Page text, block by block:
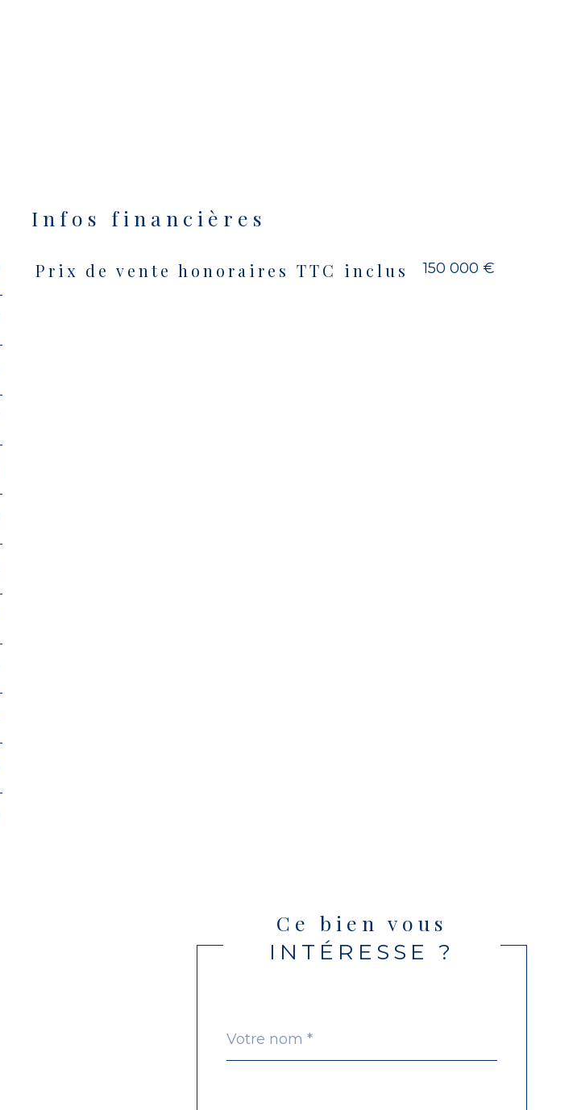
Infos financières
Caractéristiques Valeurs
Prix de vente honoraires TTC inclus 150 000 €
Ce bien vous
INTÉRESSE ?
par
*